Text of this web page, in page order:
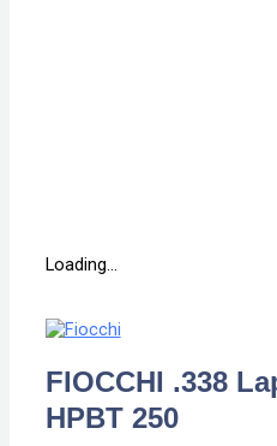
Loading...
FIOCCHI .338
HPBT 250